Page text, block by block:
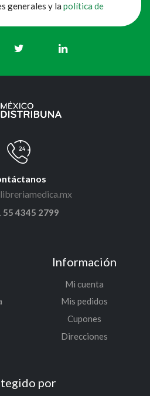
generales y lapolítica de
55 4345 2799
Información
Mi cuenta
Mis pedidos
Cupones
Direcciones
por